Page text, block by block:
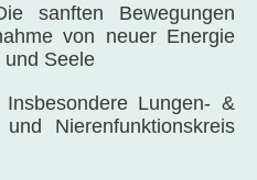
sanften Bewegungen
von neuer Energie
und Seele
Insbesondere Lungen- &
Nierenfunktionskreis